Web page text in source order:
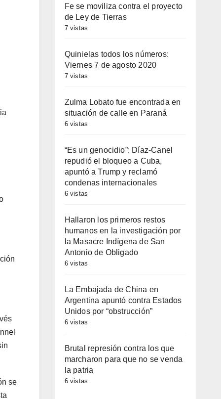
se
Fe se moviliza contra el proyecto
de Ley de Tierras
7 vistas
Quinielas todos los números:
Viernes 7 de agosto 2020
7 vistas
Zulma Lobato fue encontrada en
situación de calle en Paraná
6 vistas
“Es un genocidio”: Díaz-Canel
repudió el bloqueo a Cuba,
apuntó a Trump y reclamó
condenas internacionales
6 vistas
Hallaron los primeros restos
humanos en la investigación por
la Masacre Indígena de San
Antonio de Obligado
6 vistas
La Embajada de China en
Argentina apuntó contra Estados
Unidos por “obstrucción”
6 vistas
Brutal represión contra los que
marcharon para que no se venda
la patria
6 vistas